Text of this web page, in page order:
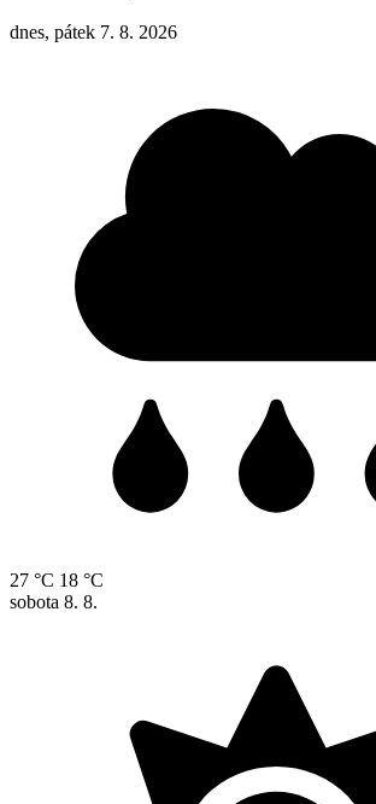
dnes, pátek 7. 8. 2026
27 °C 18 °C
sobota 8. 8.